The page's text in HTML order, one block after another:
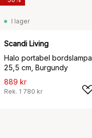
I lager
Scandi Living
Halo portabel bordslampa
25,5 cm, Burgundy
889 kr
Rek. 1 780 kr